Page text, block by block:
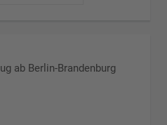
ab Berlin-Brandenburg